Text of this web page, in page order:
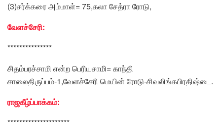
(3)சர்க்கரை அம்மாள்= 75,கலா சேத்ரா ரோடு,
வேளச்சேரி:
***************
சிதம்பரச்சாமி என்ற பெரியசாமி= காந்தி
சாலைதிருப்பம்-1,வேளச்சேரி மெயின் ரோடு-சிவலிங்கபிரதிஷ்டை.
ராஜகீழ்ப்பாக்கம்:
*********************